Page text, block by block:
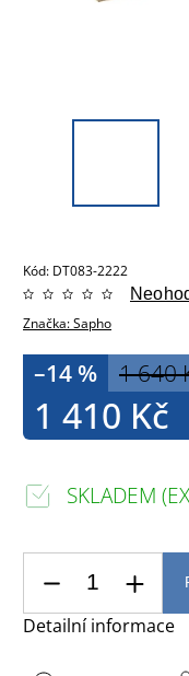
Kód: DT083-2222
Značka:Sapho
1 640
–14 %
1 410 Kč
SKLADEM
Detailní informace